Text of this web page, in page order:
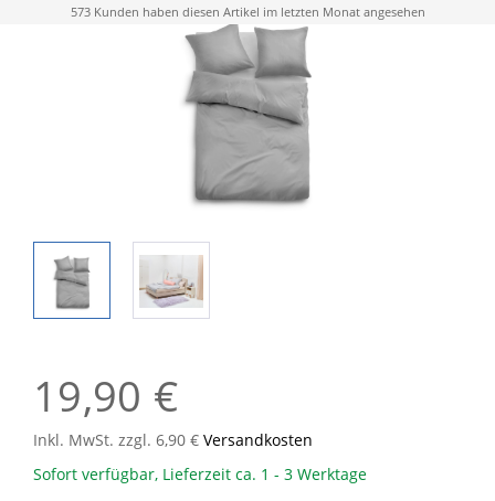
573 Kunden haben diesen Artikel im letzten Monat angesehen
19,90 €
Inkl. MwSt. zzgl. 6,90 € Versandkosten
Sofort verfügbar, Lieferzeit ca. 1 - 3 Werktage